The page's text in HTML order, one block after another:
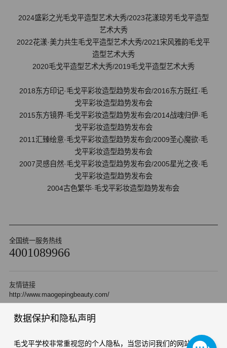
2024盛彩之光毛戈平造型艺术大秀/2023花漾琼芳毛戈平造型
艺术大秀
2022花漾·美力共生毛戈平造型艺术大秀/2021宋风雅韵毛戈平
造型艺术大秀
2020毛戈平造型艺术大秀/2019毛戈平造型艺术大秀
2018东方印记·毛戈平彩妆造型趋势发布会/2016东方既红·毛
戈平彩妆造型趋势发布会
2015东方镜界·毛戈平彩妆造型趋势发布会/2014战魂归伊·毛
戈平彩妆造型趋势发布会
2011汇臻绘意·毛戈平彩妆造型趋势发布会/2009圣心魔欲·毛
戈平彩妆造型趋势发布会
2007灵感自然·毛戈平彩妆造型趋势发布会/2005星光之夜·毛
戈平彩妆造型趋势发布会
2004古色繁华·毛戈平彩妆造型趋势发布会
全国统一服务热线
4001089966
友情链接
http://www.maogepingbeauty.com/
Copyright 2010 杭州毛戈平形象设计艺术有限公司 版权所有
数据保护和隐私声明
毛戈平学校非常重视您的个人隐私，当您访问我们的网站时，请